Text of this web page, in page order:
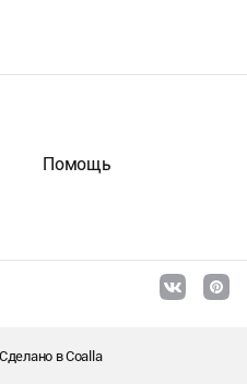
Помощь
Сделано вCoalla